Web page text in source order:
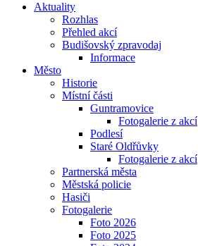
Aktuality
Rozhlas
Přehled akcí
Budišovský zpravodaj
Informace
Město
Historie
Místní části
Guntramovice
Fotogalerie z akcí
Podlesí
Staré Oldřůvky
Fotogalerie z akcí
Partnerská města
Městská policie
Hasiči
Fotogalerie
Foto 2026
Foto 2025